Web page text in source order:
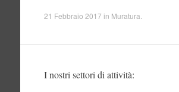
21 Febbraio 2017 in Muratura
I nostri settori di attività: